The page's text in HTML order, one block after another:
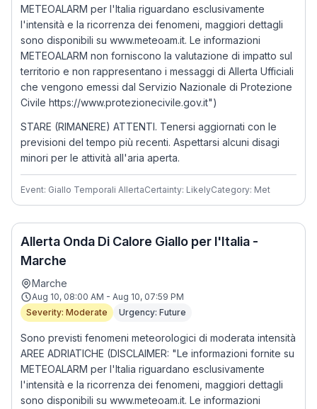
METEOALARM per l'Italia riguardano esclusivamente
l'intensità e la ricorrenza dei fenomeni, maggiori dettagli
sono disponibili su www.meteoam.it. Le informazioni
METEOALARM non forniscono la valutazione di impatto sul
territorio e non rappresentano i messaggi di Allerta Ufficiali
che vengono emessi dal Servizio Nazionale di Protezione
Civile https://www.protezionecivile.gov.it")
STARE (RIMANERE) ATTENTI. Tenersi aggiornati con le
previsioni del tempo più recenti. Aspettarsi alcuni disagi
minori per le attività all'aria aperta.
Event: Giallo Temporali AllertaCertainty: LikelyCategory: Met
Allerta Onda Di Calore Giallo per l'Italia -
Marche
Marche
Aug 10, 08:00 AM - Aug 10, 07:59 PM
Severity: Moderate
Urgency: Future
Sono previsti fenomeni meteorologici di moderata intensità
AREE ADRIATICHE (DISCLAIMER: "Le informazioni fornite su
METEOALARM per l'Italia riguardano esclusivamente
l'intensità e la ricorrenza dei fenomeni, maggiori dettagli
sono disponibili su www.meteoam.it. Le informazioni